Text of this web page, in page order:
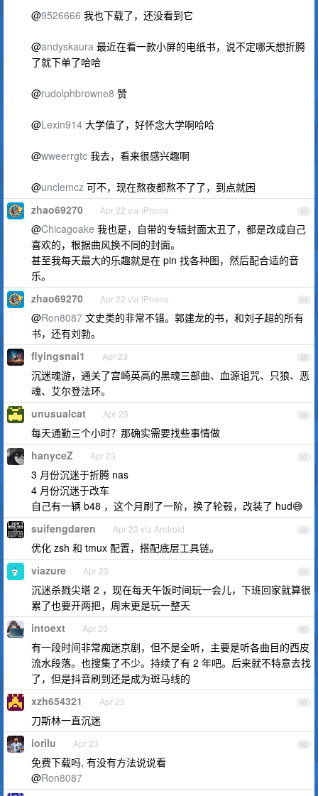
@9526666 我也下载了，还没看到它
@andyskaura 最近在看一款小屏的电纸书，说不定哪天想折腾
了就下单了哈哈
@rudolphbrowne8 赞
@Lexin914 大学值了，好怀念大学啊哈哈
@wweerrgtc 我去，看来很感兴趣啊
@unclemcz 可不，现在熬夜都熬不了了，到点就困
53
zhao69270 Apr 22 via iPhone
@Chicagoake 我也是，自带的专辑封面太丑了，都是改成自己
喜欢的，根据曲风换不同的封面。
甚至我每天最大的乐趣就是在 pin 找各种图，然后配合适的音
乐。
54
zhao69270 Apr 22 via iPhone
@Ron8087 文史类的非常不错。郭建龙的书，和刘子超的所有
书，还有刘勃。
55
flyingsnai1 Apr 23
沉迷魂游，通关了宫崎英高的黑魂三部曲、血源诅咒、只狼、恶
魂、艾尔登法环。
56
unusualcat Apr 23
每天通勤三个小时？那确实需要找些事情做
57
hanyceZ Apr 23
3 月份沉迷于折腾 nas
4 月份沉迷于改车
自己有一辆 b48 ，这个月刷了一阶，换了轮毂，改装了 hud😅
58
suifengdaren Apr 23 via Android
优化 zsh 和 tmux 配置，搭配底层工具链。
59
viazure Apr 23
沉迷杀戮尖塔 2 ，现在每天午饭时间玩一会儿，下班回家就算很
累了也要开两把，周末更是玩一整天
60
intoext Apr 23
有一段时间非常痴迷京剧，但不是全听，主要是听各曲目的西皮
流水段落。也搜集了不少。持续了有 2 年吧。后来就不特意去找
了，但是抖音刷到还是成为斑马线的
61
xzh654321 Apr 23
刀斯林一直沉迷
62
iorilu Apr 23
免费下载吗, 有没有方法说说看
@Ron8087